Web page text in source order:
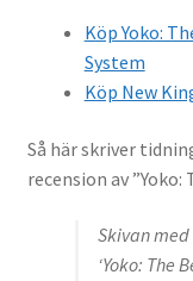
Köp Yoko:
System
Köp New
Så här skriver
recension av
Skivan
‘Yoko: The